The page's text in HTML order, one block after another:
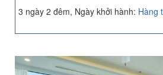
3 ngày 2 đêm, Ngày khởi hành: Hàng